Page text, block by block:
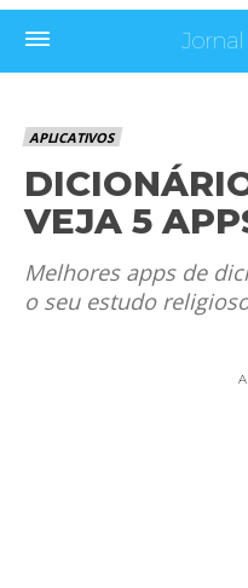
APLICATIVOS
VEJA 5
Melhores apps de
o seu estudo